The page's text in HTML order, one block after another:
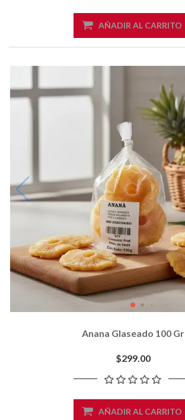
AÑADIR AL CARRITO
Anana Glaseado 100 Gr
$299.00
AÑADIR AL CARRITO